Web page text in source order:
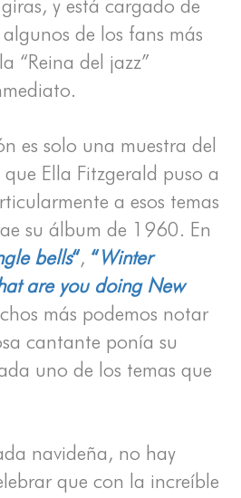
y está cargado de
algunos de los fans más
“Reina del jazz”
es solo una muestra del
Ella Fitzgerald puso a
a esos temas
su álbum de 1960. En
bells“, “Winter
are you doing New
más podemos notar
cantante ponía su
uno de los temas que
navideña, no hay
que con la increíble